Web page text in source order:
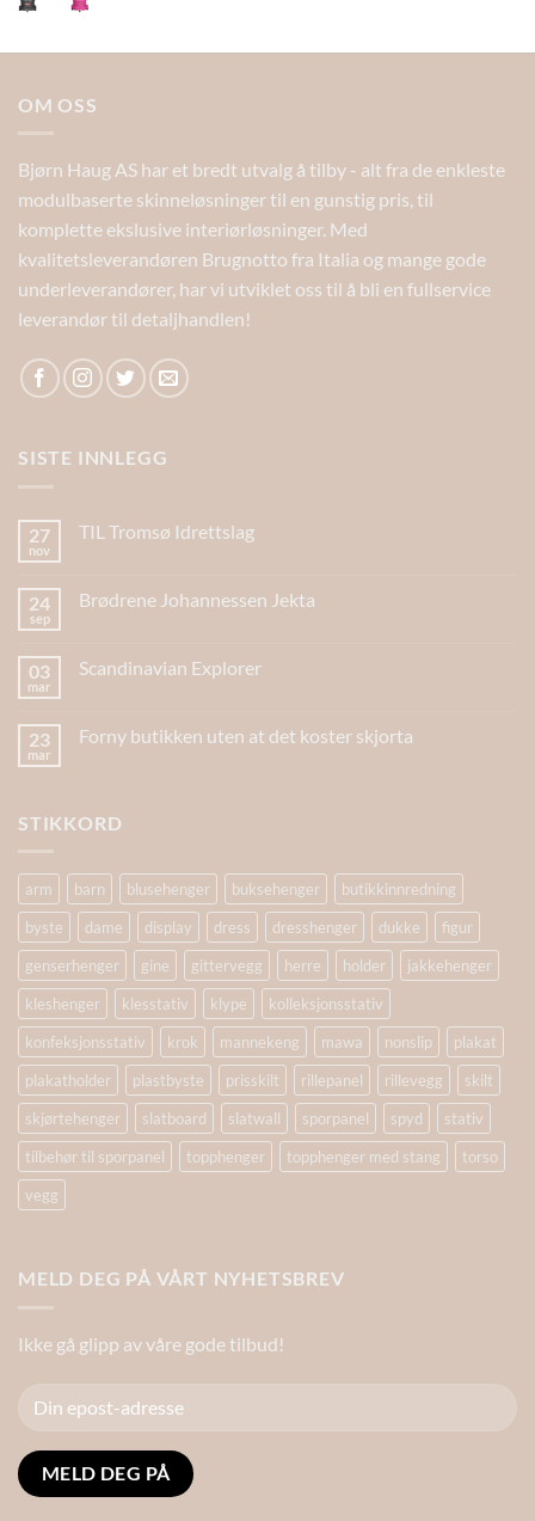
OM OSS
Bjørn Haug AS har et bredt utvalg å tilby - alt fra de enkleste
modulbaserte skinneløsninger til en gunstig pris, til
komplette ekslusive interiørløsninger. Med
kvalitetsleverandøren Brugnotto fra Italia og mange gode
underleverandører, har vi utviklet oss til å bli en fullservice
leverandør til detaljhandlen!
SISTE INNLEGG
27
nov
TIL Tromsø Idrettslag
24
sep
Brødrene Johannessen Jekta
03
mar
Scandinavian Explorer
23
mar
Forny butikken uten at det koster skjorta
STIKKORD
arm barn blusehenger buksehenger
butikkinnredning
byste
dame display dress dresshenger dukke
figur
genserhenger
gine gittervegg herre holder
jakkehenger
kleshenger
klesstativ klype
kolleksjonsstativ
konfeksjonsstativ
krok mannekeng mawa nonslip
plakat
plakatholder
plastbyste prisskilt rillepanel rillevegg
skilt
skjørtehenger
slatboard slatwall sporpanel spyd
stativ
tilbehør til sporpanel
topphenger topphenger med stang
torso
vegg
MELD DEG PÅ VÅRT NYHETSBREV
Ikke gå glipp av våre gode tilbud!